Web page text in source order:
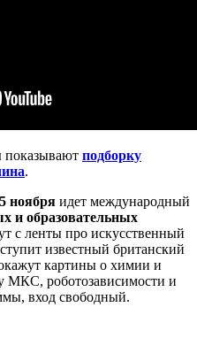
показывают подборку
.
ноября идет международный
и образовательных
с ленты про искусственный
известный британский
картины о химии и
МКС, роботозависимости и
вход свободный.